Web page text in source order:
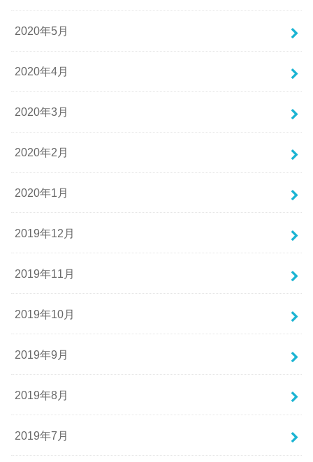
2020年5月
2020年4月
2020年3月
2020年2月
2020年1月
2019年12月
2019年11月
2019年10月
2019年9月
2019年8月
2019年7月